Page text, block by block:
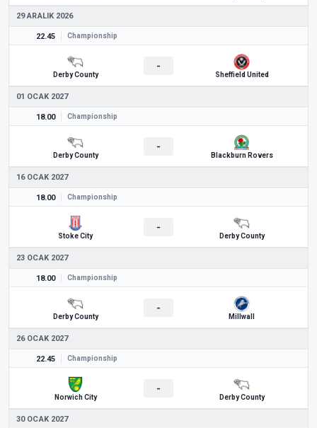
29 ARALIK 2026
22.45 Championship
Derby County
-
Sheffield United
01 OCAK 2027
18.00 Championship
Derby County
-
Blackburn Rovers
16 OCAK 2027
18.00 Championship
Stoke City
-
Derby County
23 OCAK 2027
18.00 Championship
Derby County
-
Millwall
26 OCAK 2027
22.45 Championship
Norwich City
-
Derby County
30 OCAK 2027